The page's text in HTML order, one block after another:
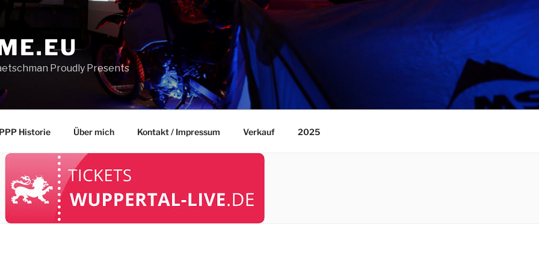
Proudly Presents
PPP Historie Über mich Kontakt / Impressum Verkauf 2025